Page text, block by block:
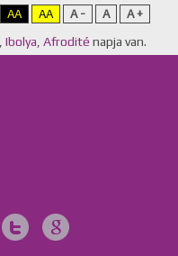
AA AA A - A A +
Ibolya, Afrodité napja van.